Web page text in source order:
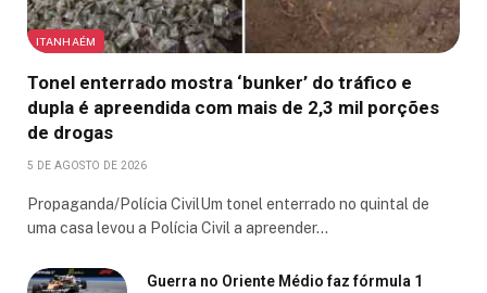
ITANHAÉM
Tonel enterrado mostra ‘bunker’ do tráfico e
dupla é apreendida com mais de 2,3 mil porções
de drogas
5 DE AGOSTO DE 2026
Propaganda/Polícia CivilUm tonel enterrado no quintal de
uma casa levou a Polícia Civil a apreender…
Guerra no Oriente Médio faz fórmula 1